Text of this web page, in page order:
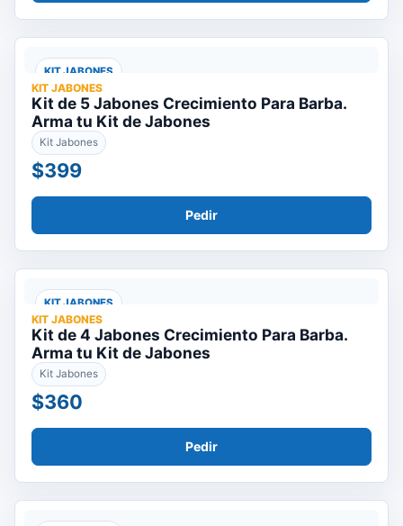
KIT JABONES
KIT JABONES
Kit de 5 Jabones Crecimiento Para Barba.
Arma tu Kit de Jabones
Kit Jabones
$399
Pedir
KIT JABONES
KIT JABONES
Kit de 4 Jabones Crecimiento Para Barba.
Arma tu Kit de Jabones
Kit Jabones
$360
Pedir